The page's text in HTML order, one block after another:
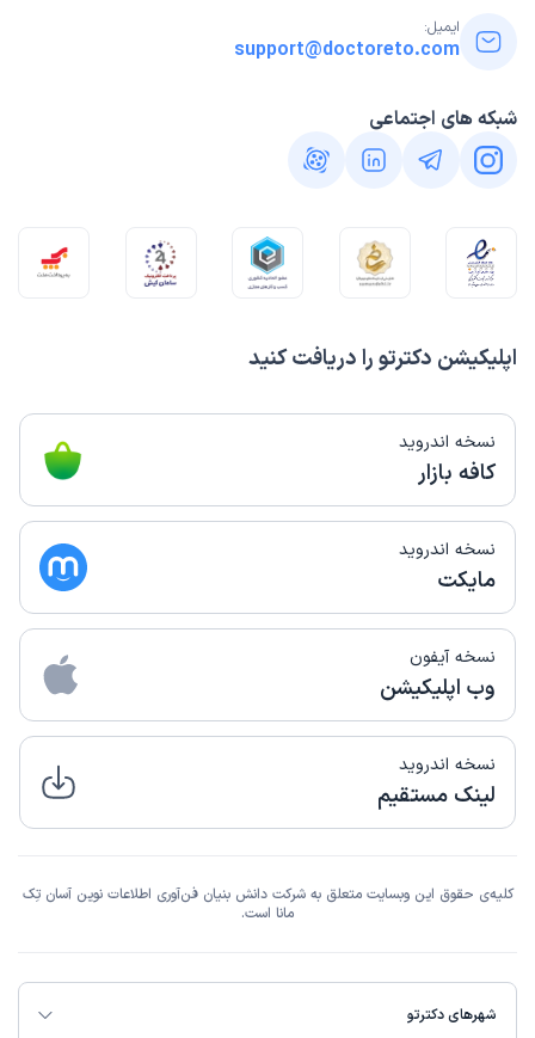
اپلیکیشن دکترتو را دریافت کنید
نسخه اندروید
کافه بازار
نسخه اندروید
مایکت
نسخه آیفون
وب اپلیکیشن
نسخه اندروید
لینک مستقیم
ایمیل:
support@doctoreto.com
شبکه های اجتماعی
کلیه‌ی حقوق این وبسایت متعلق به شرکت دانش بنیان فن‌آوری اطلاعات نوین آسان تِک
مانا است.
شهرهای دکترتو